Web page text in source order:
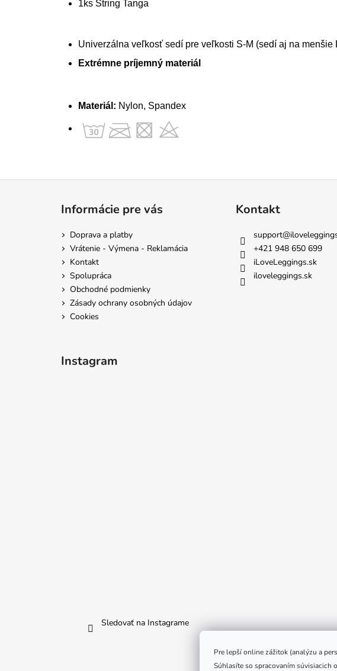
Pre lepší online zážitok (analýzu a
Súhlasíte so spracovaním súvisiacich
1ks String Tanga
Univerzálna veľkosť sedí pre veľkosti S-M (sedí aj na menšie
Extrémne príjemný materiál
Materiál: Nylon, Spandex
Informácie pre vás
Doprava a platby
Vrátenie - Výmena - Reklamácia
Kontakt
Spolupráca
Obchodné podmienky
Zásady ochrany osobných údajov
Cookies
Kontakt
support@
+421 948 650 699
iLoveLeggings.sk
iloveleggings.sk
Instagram
Sledovať na Instagrame